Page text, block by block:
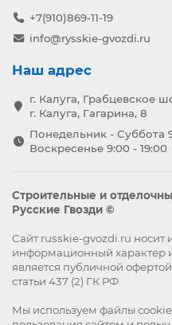
+7(910)869-11-19
info@rysskie-gvozdi.ru
Наш адрес
г. Калуга, Грабцевское
г. Калуга, Гагарина, 8
Понедельник - Суббота
Воскресенье 9:00 - 19:00
Строительные и
Русские Гвозди ©
Сайт russkie-gvozdi.ru носит
информационный характер
является публичной
статьи 437 (2) ГК РФ
Мы используем файлы cookie